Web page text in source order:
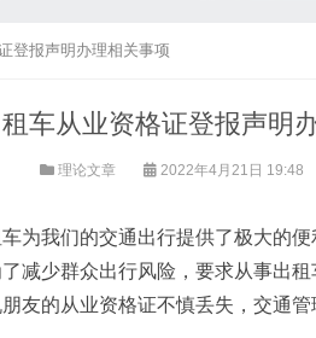
登报声明办理相关事项
车从业资格证登报声明
理论文章 2022年4月21日 19:48
为我们的交通出行提供了极大的
减少群众出行风险，要求从事出
友的从业资格证不慎丢失，交通